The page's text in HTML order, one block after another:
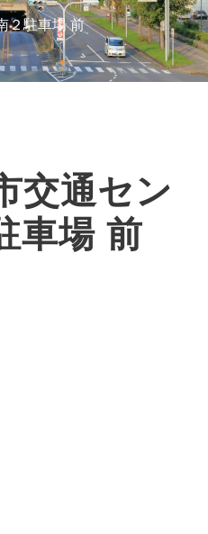
２駐車場 前
交通セン
車場 前